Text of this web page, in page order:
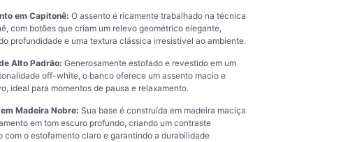
em Capitonê: O assento é ricamente trabalhado na técnica
com botões que criam um relevo geométrico elegante,
profundidade e uma textura clássica irresistível ao ambiente.
Alto Padrão: Generosamente estofado e revestido em um
off-white, o banco oferece um assento macio e
ideal para momentos de pausa e relaxamento.
Madeira Nobre: Sua base é construída em madeira maciça
em tom escuro profundo, criando um contraste
com o estofamento claro e garantindo a durabilidade